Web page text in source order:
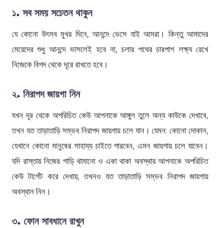
১. সব সময় সচেতন থাকুন
যে কোনো উৎসব মুখর দিনে, আনন্দে ভেসে যাই আমরা। কিন্তু আমাদের
মেয়েদের শুধু আনন্দে ভাসলেই হবে না, চলার পথের চারপাশ লক্ষ্য রেখে
নিজেকে বিপদ থেকে দূরে রাখতে হবে।
২. নিরাপদ জায়গা নিন
যখন দূর থেকে অপরিচিত কেউ আপনাকে আঙ্গুল তুলে অন্য কাউকে দেখাবে,
তখন যত তাড়াতাড়ি সম্ভব নিরাপদ জায়গায় চলে যান। যেমন: কোনো দোকান,
যেখানে কোনো মানুষের সাহায্য চাইতে পারবেন, এমন জায়গায় চলে যাবেন।
যদি রাস্তায় নিজের গাড়ি থামানো ও একা থাকা অবস্থায় আপনাকে অপরিচিত
কেউ টার্গেট করে দেখায়, তখনও যত তাড়াতাড়ি সম্ভব নিরাপদ জায়গায়
অবস্থান নিন।
৩. ফোন সাবধানে রাখুন